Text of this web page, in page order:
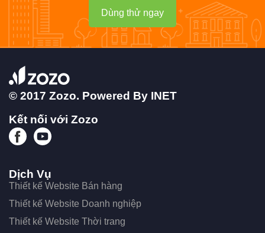
Dùng thử ngay
© 2017 Zozo. Powered By INET
Kết nối với Zozo
Dịch Vụ
Thiết kế Website Bán hàng
Thiết kế Website Doanh nghiệp
Thiết kế Website Thời trang